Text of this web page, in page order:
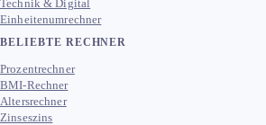
Technik & Digital
Einheitenumrechner
BELIEBTE RECHNER
Prozentrechner
BMI-Rechner
Altersrechner
Zinseszins